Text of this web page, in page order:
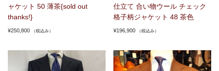
ャケット 50 薄茶{sold out
thanks!}
¥250,800 （税込み）
仕立て 合い物ウール チェック
格子柄ジャケット 48 茶色
¥196,900 （税込み）